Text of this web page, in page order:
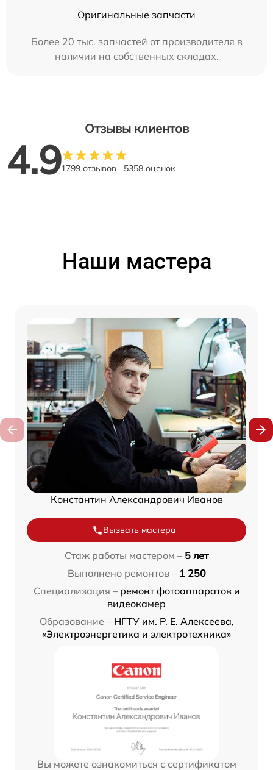
Оригинальные запчасти
Более 20 тыс. запчастей от производителя в
наличии на собственных складах.
Отзывы клиентов
4.91799 отзывов 5358 оценок
Наши мастера
Константин Александрович Иванов
Вызвать мастера
Стаж работы мастером – 5 лет
Выполнено ремонтов – 1 250
Специализация – ремонт фотоаппаратов и
видеокамер
Образование – НГТУ им. Р. Е. Алексеева,
«Электроэнергетика и электротехника»
Вы можете ознакомиться с сертификатом